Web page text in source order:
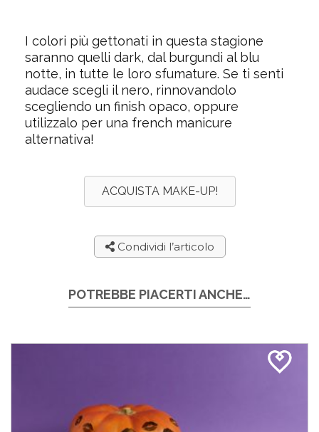
I colori più gettonati in questa stagione
saranno quelli dark, dal burgundi al blu
notte, in tutte le loro sfumature. Se ti senti
audace scegli il nero, rinnovandolo
scegliendo un finish opaco, oppure
utilizzalo per una french manicure
alternativa!
ACQUISTA MAKE-UP!
Condividi l’articolo
POTREBBE PIACERTI ANCHE…